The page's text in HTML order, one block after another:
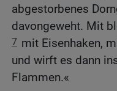
abgestorbenes
davongeweht. Mit
7 mit Eisenhaken,
und wirft es dann
Flammen.«